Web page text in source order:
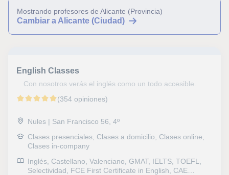
Mostrando profesores de Alicante (Provincia)
Cambiar a Alicante (Ciudad)
English Classes
Con nosotros verás el inglés como un todo accesible.
(354 opiniones)
Nules | San Francisco 56, 4º
Clases presenciales, Clases a domicilio, Clases online,
Clases in-company
Inglés, Castellano, Valenciano, GMAT, IELTS, TOEFL,
Selectividad, FCE First Certificate in English, CAE